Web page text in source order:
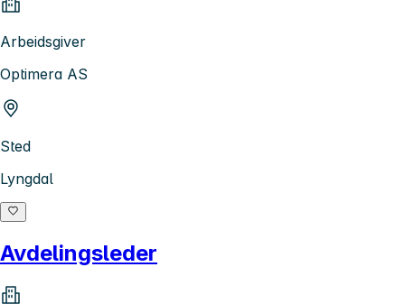
Arbeidsgiver
Optimera AS
Sted
Lyngdal
Avdelingsleder